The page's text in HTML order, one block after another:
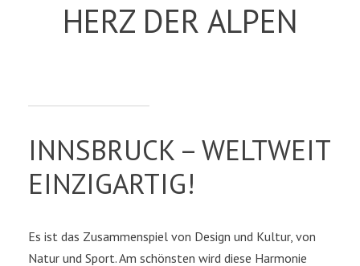
HERZ DER ALPEN
INNSBRUCK – WELTWEIT
EINZIGARTIG!
Es ist das Zusammenspiel von Design und Kultur, von
Natur und Sport. Am schönsten wird diese Harmonie